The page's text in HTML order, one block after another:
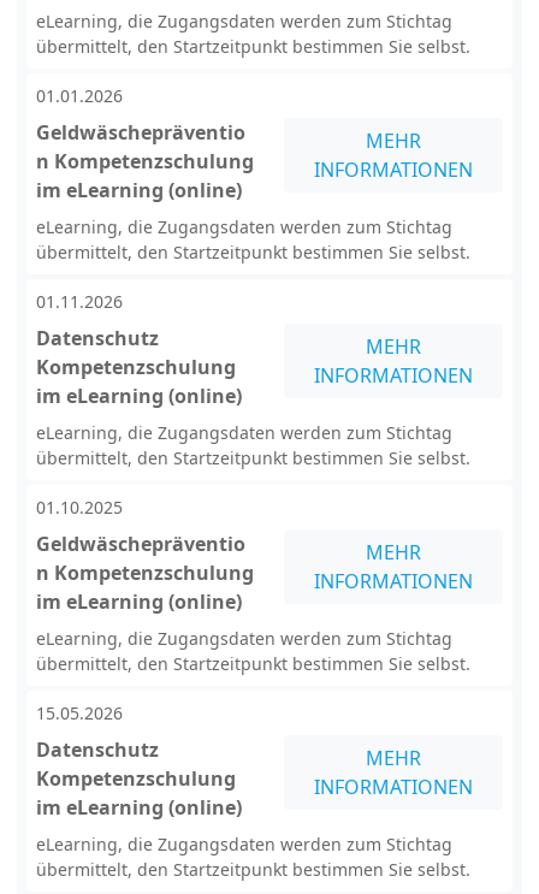
eLearning, die Zugangsdaten werden zum Stichtag
übermittelt, den Startzeitpunkt bestimmen Sie selbst.
01.01.2026
Geldwäschepräventio
n Kompetenzschulung
im eLearning (online)
MEHR
INFORMATIONEN
eLearning, die Zugangsdaten werden zum Stichtag
übermittelt, den Startzeitpunkt bestimmen Sie selbst.
01.11.2026
Datenschutz
Kompetenzschulung
im eLearning (online)
MEHR
INFORMATIONEN
eLearning, die Zugangsdaten werden zum Stichtag
übermittelt, den Startzeitpunkt bestimmen Sie selbst.
01.10.2025
Geldwäschepräventio
n Kompetenzschulung
im eLearning (online)
MEHR
INFORMATIONEN
eLearning, die Zugangsdaten werden zum Stichtag
übermittelt, den Startzeitpunkt bestimmen Sie selbst.
15.05.2026
Datenschutz
Kompetenzschulung
im eLearning (online)
MEHR
INFORMATIONEN
eLearning, die Zugangsdaten werden zum Stichtag
übermittelt, den Startzeitpunkt bestimmen Sie selbst.